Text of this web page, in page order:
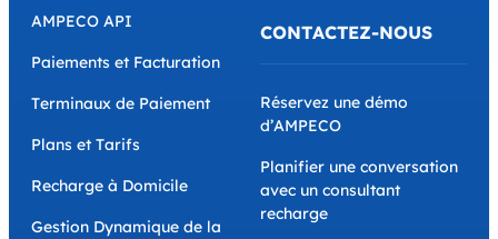
AMPECO API
Paiements et Facturation
Terminaux de Paiement
Plans et Tarifs
Recharge à Domicile
Gestion Dynamique de la
CONTACTEZ-NOUS
Réservez une démo
d’AMPECO
Planifier une conversation
avec un consultant
recharge